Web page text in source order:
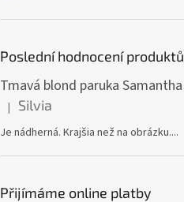
Poslední hodnocení produktů
Hodnocení produktu je 5 z 5 hvězdiček.
| Silvia
Je nádherná. Krajšia než na obrázku....
Přijímáme online platby